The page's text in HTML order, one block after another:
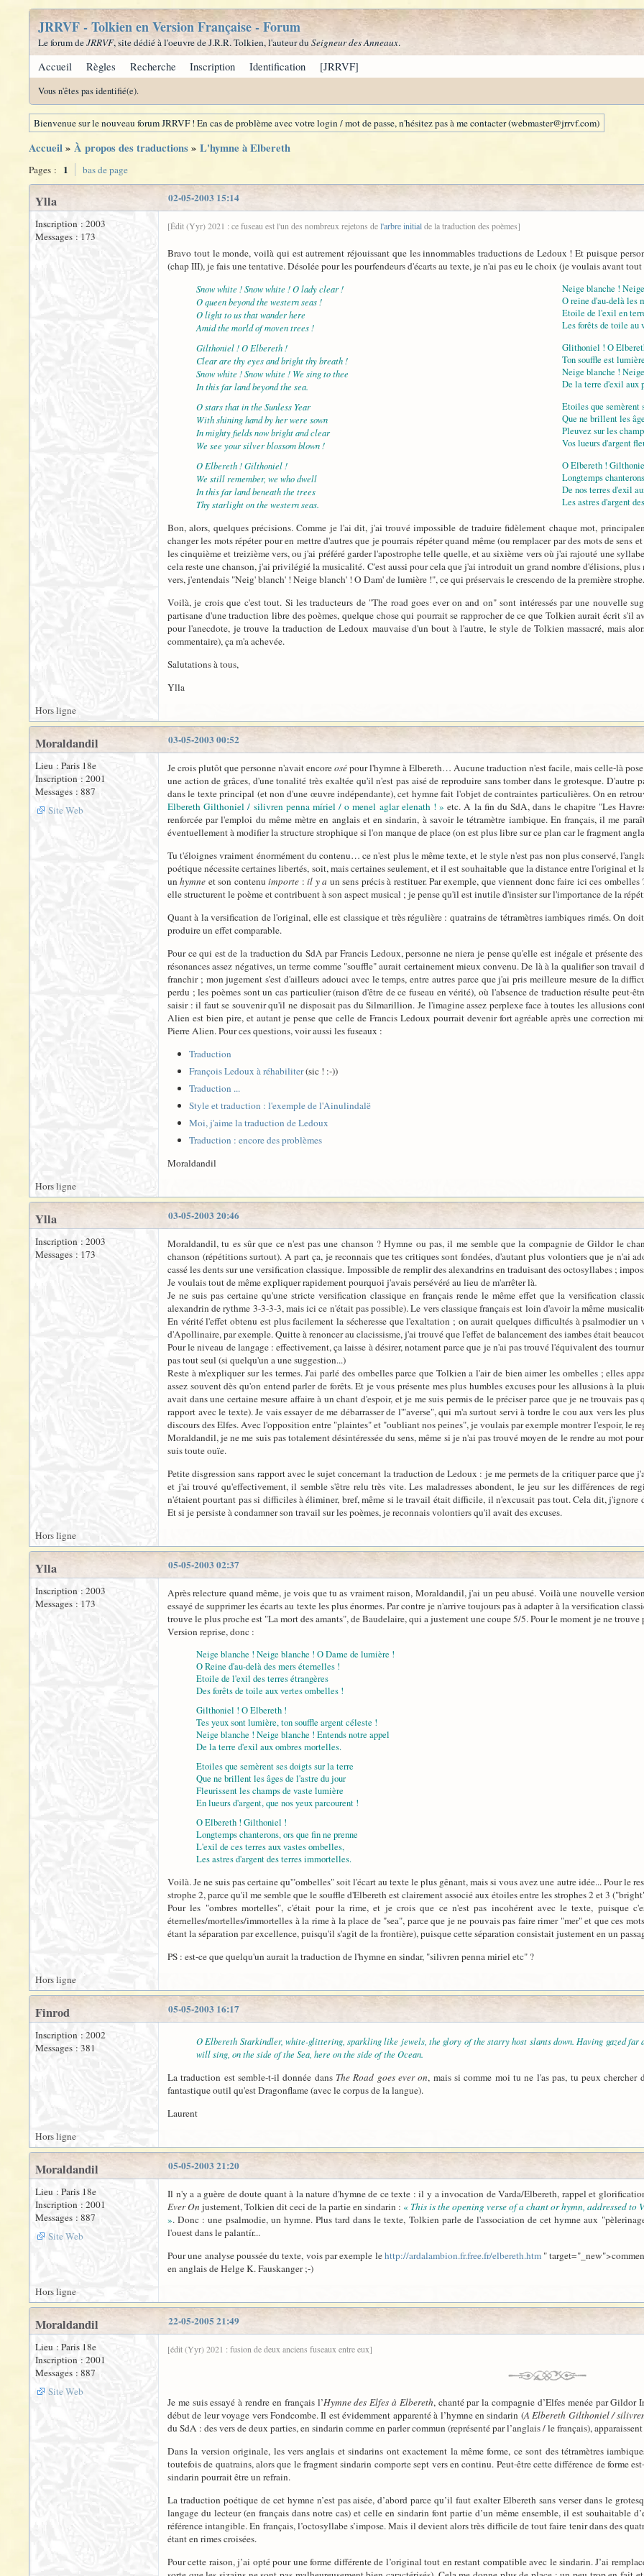
JRRVF - Tolkien en Version Française - Forum
Le forum deJRRVF, site dédié à l'oeuvre de J.R.R. Tolkien, l'auteur du Seigneur des Anneaux.
Accueil Règles Recherche Inscription Identification [JRRVF]
Vous n'êtes pas identifié(e).
Bienvenue sur le nouveau forum JRRVF ! En cas de problème avec votre login / mot de passe, n'hésitez pas à me contacter (webmaster@jrrvf.com)
Accueil» À propos des traductions» L'hymne à Elbereth
Pages : 1 bas de page
02-05-2003 15:14
Ylla
Inscription : 2003
Messages : 173
[Édit (Yyr) 2021 : ce fuseau est l'un des nombreux rejetons del'arbre initialde la traduction des poèmes]
Bravo tout le monde, voilà qui est autrement réjouissant que les innommables traductions de Ledoux ! Et puisque
(chap III), je fais une tentative. Désolée pour les pourfendeurs d'écarts au texte, je n'ai pas eu le choix (je voulais avant
Snow white ! Snow white ! O lady clear !
O queen beyond the western seas !
O light to us that wander here
Amid the morld of moven trees !
Neige blanche !
O reine d'au-delà les
Etoile de l'exil en
Les forêts de toile au
Gilthoniel ! O Elbereth !
Clear are thy eyes and bright thy breath !
Snow white ! Snow white ! We sing to thee
In this far land beyond the sea.
Glithoniel ! O
Ton souffle est
Neige blanche !
De la terre d'exil aux
O stars that in the Sunless Year
With shining hand by her were sown
In mighty fields now bright and clear
We see your silver blossom blown !
Etoiles que semèrent
Que ne brillent les
Pleuvez sur les
Vos lueurs d'argent
O Elbereth ! Gilthoniel !
We still remember, we who dwell
In this far land beneath the trees
Thy starlight on the western seas.
O Elbereth !
Longtemps
De nos terres d'exil
Les astres d'argent
Bon, alors, quelques précisions. Comme je l'ai dit, j'ai trouvé impossible de traduire fidèlement chaque mot,
changer les mots répéter pour en mettre d'autres que je pourrais répéter quand même (ou remplacer par des mots de
les cinquième et treizième vers, ou j'ai préféré garder l'apostrophe telle quelle, et au sixième vers où j'ai rajouté une
cela reste une chanson, j'ai privilégié la musicalité. C'est aussi pour cela que j'ai introduit un grand nombre d'élisions,
vers, j'entendais "Neig' blanch' ! Neige blanch' ! O Dam' de lumière !", ce qui préservais le crescendo de la première strophe.
Voilà, je crois que c'est tout. Si les traducteurs de "The road goes ever on and on" sont intéressés par une nouvelle
partisane d'une traduction libre des poèmes, quelque chose qui pourrait se rapprocher de ce que Tolkien aurait écrit s'il
pour l'anecdote, je trouve la traduction de Ledoux mauvaise d'un bout à l'autre, le style de Tolkien massacré, mais
commentaire), ça m'a achevée.
Salutations à tous,
Ylla
Hors ligne
03-05-2003 00:52
Moraldandil
Lieu : Paris 18e
Inscription : 2001
Messages : 887
Site Web
Je crois plutôt que personne n'avait encoreosépour l'hymne à Elbereth… Aucune traduction n'est facile, mais celle-là
une action de grâces, d'une tonalité très exaltée qu'il n'est pas aisé de reproduire sans tomber dans le grotesque.
dans le texte principal (et non d'une œuvre indépendante), cet hymne fait l'objet de contraintes particulières. On en
Elbereth Gilthoniel / silivren penna míriel / o menel aglar elenath ! » etc. A la fin du SdA, dans le chapitre "Les
renforcée par l'emploi du même mètre en anglais et en sindarin, à savoir le tétramètre iambique. En français, il me
éventuellement à modifier la structure strophique si l'on manque de place (on est plus libre sur ce plan car le fragment
Tu t'éloignes vraiment énormément du contenu… ce n'est plus le même texte, et le style n'est pas non plus conservé,
poétique nécessite certaines libertés, soit, mais certaines seulement, et il est souhaitable que la distance entre l'original et
unhymne et son contenuimporte :il y a un sens précis à restituer. Par exemple, que viennent donc faire ici ces
elle structurent le poème et contribuent à son aspect musical ; je pense qu'il est inutile d'insister sur l'importance de la
Quant à la versification de l'original, elle est classique et très régulière : quatrains de tétramètres iambiques rimés. On
produire un effet comparable.
Pour ce qui est de la traduction du SdA par Francis Ledoux, personne ne niera je pense qu'elle est inégale et présente
résonances assez négatives, un terme comme "souffle" aurait certainement mieux convenu. De là à la qualifier son
franchir ; mon jugement s'est d'ailleurs adouci avec le temps, entre autres parce que j'ai pris meilleure mesure de la
perdu ; les poèmes sont un cas particulier (raison d'être de ce fuseau en vérité), où l'absence de traduction résulte
saisir : il faut se souvenir qu'il ne disposait pas du Silmarillion. Je l'imagine assez perplexe face à toutes les allusions
Alien est bien pire, et autant je pense que celle de Francis Ledoux pourrait devenir fort agréable après une correction
Pierre Alien. Pour ces questions, voir aussi les fuseaux :
Traduction
François Ledoux à réhabiliter(sic ! :-))
Traduction ...
Style et traduction : l'exemple de l'Ainulindalë
Moi, j'aime la traduction de Ledoux
Traduction : encore des problèmes
Moraldandil
Hors ligne
03-05-2003 20:46
Ylla
Inscription : 2003
Messages : 173
Moraldandil, tu es sûr que ce n'est pas une chanson ? Hymne ou pas, il me semble que la compagnie de Gildor le
chanson (répétitions surtout). A part ça, je reconnais que tes critiques sont fondées, d'autant plus volontiers que je n'ai
cassé les dents sur une versification classique. Impossible de remplir des alexandrins en traduisant des octosyllabes ;
Je voulais tout de même expliquer rapidement pourquoi j'avais persévéré au lieu de m'arrêter là.
Je ne suis pas certaine qu'une stricte versification classique en français rende le même effet que la versification
alexandrin de rythme 3-3-3-3, mais ici ce n'était pas possible). Le vers classique français est loin d'avoir la même
En vérité l'effet obtenu est plus facilement la sécheresse que l'exaltation ; on aurait quelques difficultés à psalmodier un
d'Apollinaire, par exemple. Quitte à renoncer au clacissisme, j'ai trouvé que l'effet de balancement des iambes était
Pour le niveau de langage : effectivement, ça laisse à désirer, notament parce que je n'ai pas trouvé l'équivalent des
pas tout seul (si quelqu'un a une suggestion...)
Reste à m'expliquer sur les termes. J'ai parlé des ombelles parce que Tolkien a l'air de bien aimer les ombelles ; elles
assez souvent dès qu'on entend parler de forêts. Et je vous présente mes plus humbles excuses pour les allusions à la
avait dans une certaine mesure affaire à un chant d'espoir, et je me suis permis de le préciser parce que je ne trouvais
rapport avec le texte). Je vais essayer de me débarrasser de l'"averse", qui m'a surtout servi à tordre le cou aux vers les
discours des Elfes. Avec l'opposition entre "plaintes" et "oubliant nos peines", je voulais par exemple montrer l'espoir, le
Moraldandil, je ne me suis pas totalement désintéressée du sens, même si je n'ai pas trouvé moyen de le rendre au mot
suis toute ouïe.
Petite disgression sans rapport avec le sujet concernant la traduction de Ledoux : je me permets de la critiquer parce
et j'ai trouvé qu'effectivement, il semble s'être relu très vite. Les maladresses abondent, le jeu sur les différences de
n'étaient pourtant pas si difficiles à éliminer, bref, même si le travail était difficile, il n'excusait pas tout. Cela dit, j'ignore
Et si je persiste à condamner son travail sur les poèmes, je reconnais volontiers qu'il avait des excuses.
Hors ligne
05-05-2003 02:37
Ylla
Inscription : 2003
Messages : 173
Après relecture quand même, je vois que tu as vraiment raison, Moraldandil, j'ai un peu abusé. Voilà une nouvelle
essayé de supprimer les écarts au texte les plus énormes. Par contre je n'arrive toujours pas à adapter à la versification
trouve le plus proche est "La mort des amants", de Baudelaire, qui a justement une coupe 5/5. Pour le moment je ne
Version reprise, donc :
Neige blanche ! Neige blanche ! O Dame de lumière !
O Reine d'au-delà des mers éternelles !
Etoile de l'exil des terres étrangères
Des forêts de toile aux vertes ombelles !
Gilthoniel ! O Elbereth !
Tes yeux sont lumière, ton souffle argent céleste !
Neige blanche ! Neige blanche ! Entends notre appel
De la terre d'exil aux ombres mortelles.
Etoiles que semèrent ses doigts sur la terre
Que ne brillent les âges de l'astre du jour
Fleurissent les champs de vaste lumière
En lueurs d'argent, que nos yeux parcourent !
O Elbereth ! Gilthoniel !
Longtemps chanterons, ors que fin ne prenne
L'exil de ces terres aux vastes ombelles,
Les astres d'argent des terres immortelles.
Voilà. Je ne suis pas certaine qu'"ombelles" soit l'écart au texte le plus gênant, mais si vous avez une autre idée... Pour le
strophe 2, parce qu'il me semble que le souffle d'Elbereth est clairement associé aux étoiles entre les strophes 2 et 3
Pour les "ombres mortelles", c'était pour la rime, et je crois que ce n'est pas incohérent avec le texte, puisque
éternelles/mortelles/immortelles à la rime à la place de "sea", parce que je ne pouvais pas faire rimer "mer" et que ces
étant la séparation par excellence, puisqu'il s'agit de la frontière), puisque cette séparation consistait justement en un
PS : est-ce que quelqu'un aurait la traduction de l'hymne en sindar, "silivren penna miriel etc" ?
Hors ligne
05-05-2003 16:17
Finrod
Inscription : 2002
Messages : 381
O Elbereth Starkindler, white-glittering, sparkling like jewels, the glory of the starry host slants down. Having gazed
will sing, on the side of the Sea, here on the side of the Ocean.
La traduction est semble-t-il donnée dans The Road goes ever on, mais si comme moi tu ne l'as pas, tu peux chercher
fantastique outil qu'est Dragonflame (avec le corpus de la langue).
Laurent
Hors ligne
05-05-2003 21:20
Moraldandil
Lieu : Paris 18e
Inscription : 2001
Messages : 887
Site Web
Il n'y a a guère de doute quant à la nature d'hymne de ce texte : il y a invocation de Varda/Elbereth, rappel et
Ever On justement, Tolkien dit ceci de la partie en sindarin : « This is the opening verse of a chant or hymn, addressed
». Donc : une psalmodie, un hymne. Plus tard dans le texte, Tolkien parle de l'association de cet hymne aux
l'ouest dans le palantír...
Pour une analyse poussée du texte, vois par exemple lehttp://ardalambion.fr.free.fr/elbereth.htm"
en anglais de Helge K. Fauskanger ;-)
Hors ligne
22-05-2005 21:49
Moraldandil
Lieu : Paris 18e
Inscription : 2001
Messages : 887
Site Web
[édit (Yyr) 2021 : fusion de deux anciens fuseaux entre eux]
Je me suis essayé à rendre en français l’Hymne des Elfes à Elbereth, chanté par la compagnie d’Elfes menée par
début de leur voyage vers Fondcombe. Il est évidemment apparenté à l’hymne en sindarin (A Elbereth Gilthoniel /
du SdA : des vers de deux parties, en sindarin comme en parler commun (représenté par l’anglais / le français),
Dans la version originale, les vers anglais et sindarins ont exactement la même forme, ce sont des tétramètres
toutefois de quatrains, alors que le fragment sindarin comporte sept vers en continu. Peut-être cette différence de forme
sindarin pourrait être un refrain.
La traduction poétique de cet hymne n’est pas aisée, d’abord parce qu’il faut exalter Elbereth sans verser dans le
langage du lecteur (en français dans notre cas) et celle en sindarin font partie d’un même ensemble, il est souhaitable
référence intangible. En français, l’octosyllabe s’impose. Mais il devient alors très difficile de tout faire tenir dans des
étant en rimes croisées.
Pour cette raison, j’ai opté pour une forme différente de l’original tout en restant compatible avec le sindarin. J’ai